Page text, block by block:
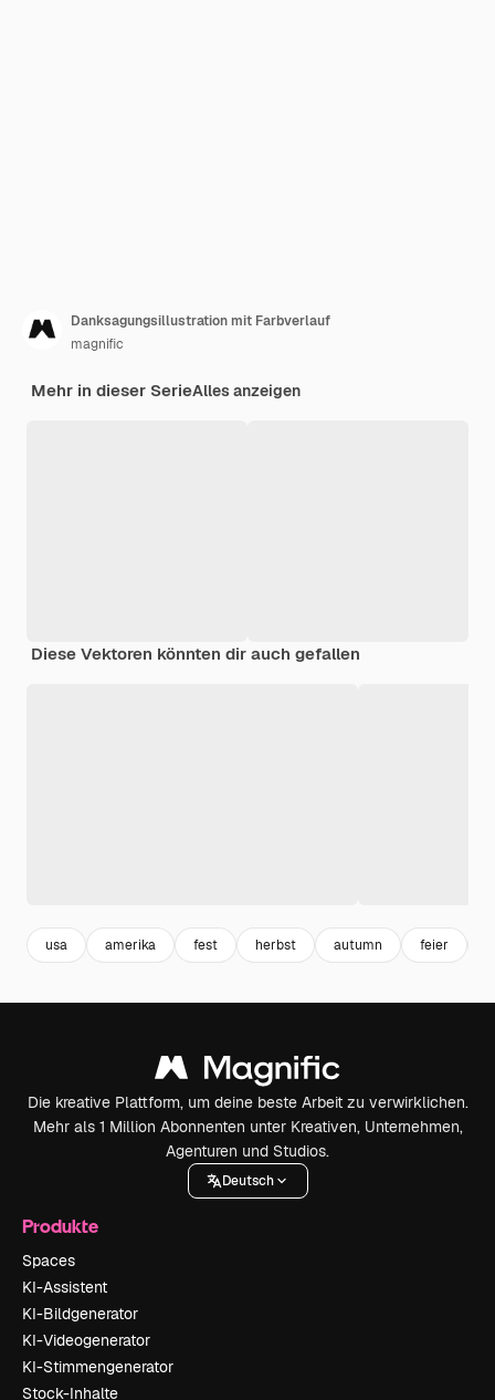
Danksagungsillustration mit Farbverlauf
magnific
Mehr in dieser SerieAlles anzeigen
Diese Vektoren könnten dir auch gefallen
usa amerika fest herbst autumn feier
Die kreative Plattform, um deine beste Arbeit zu verwirklichen.
Mehr als 1 Million Abonnenten unter Kreativen, Unternehmen,
Agenturen und Studios.
Deutsch
Produkte
Spaces
KI-Assistent
KI-Bildgenerator
KI-Videogenerator
KI-Stimmengenerator
Stock-Inhalte